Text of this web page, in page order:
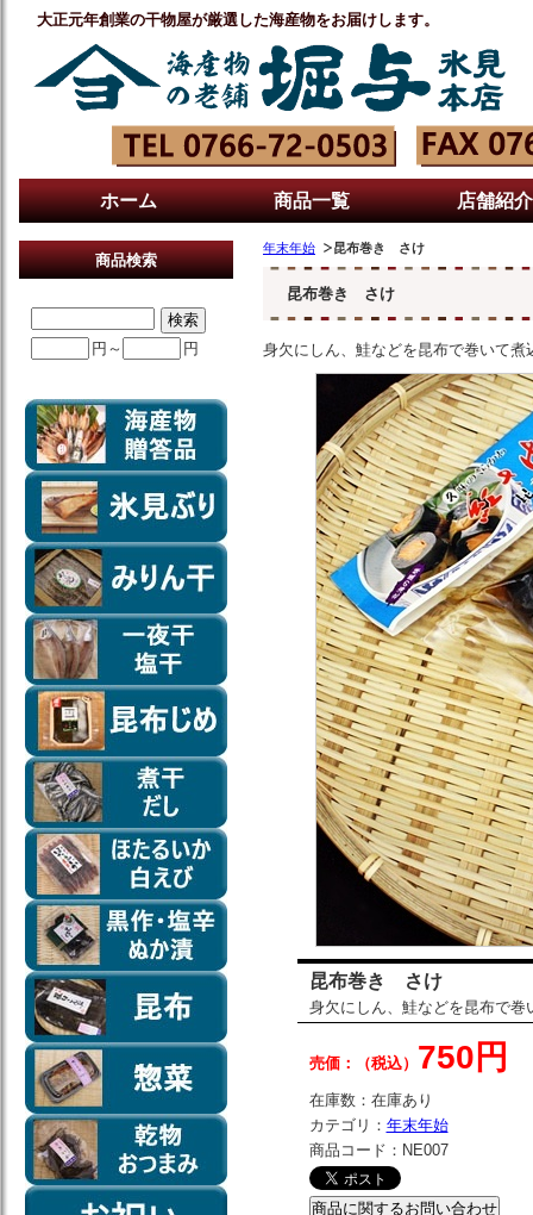
大正元年創業の干物屋が厳選した海産物をお届けします。
ホーム 商品一覧 店舗紹介
年末年始 昆布巻き さけ
昆布巻き さけ
身欠にしん、鮭などを昆布で巻いて
昆布巻き さけ
身欠にしん、鮭などを昆布で
売価：（税込） 750円
在庫数： 在庫あり
カテゴリ： 年末年始
商品コード： NE007
商品検索
円～ 円